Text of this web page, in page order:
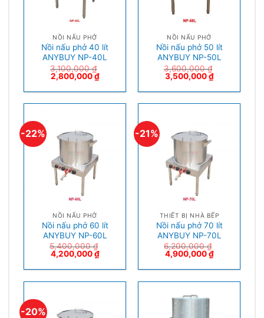
NỒI NẤU PHỞ
Nồi nấu phở 40 lít
ANYBUY NP-40L
3,100,000₫
2,800,000₫
NỒI NẤU PHỞ
Nồi nấu phở 50 lít
ANYBUY NP-50L
3,600,000₫
3,500,000₫
-22%
NỒI NẤU PHỞ
Nồi nấu phở 60 lít
ANYBUY NP-60L
5,400,000₫
4,200,000₫
-21%
THIẾT BỊ NHÀ BẾP
Nồi nấu phở 70 lít
ANYBUY NP-70L
6,200,000₫
4,900,000₫
-20%